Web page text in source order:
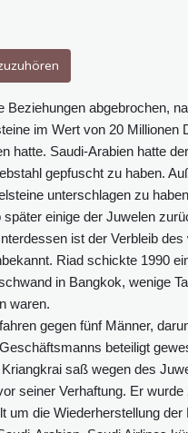
Beziehungen abgebrochen,
im Wert von 20
hatte. Saudi-Arabien hatte
gepfuscht zu haben.
unterschlagen zu
einige der Juwelen
ist der Verbleib
Riad schickte 1990
in Bangkok, wenige
waren.
gegen fünf Männer,
beteiligt
saß wegen des
seiner Verhaftung. Er
um die Wiederherstellung